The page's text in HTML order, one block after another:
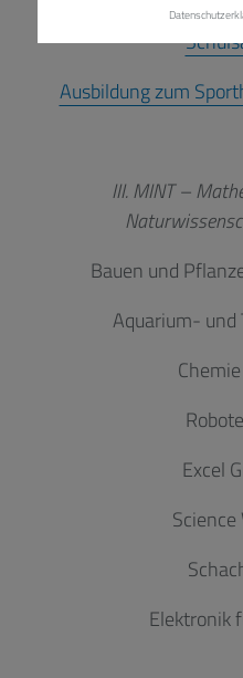
Ausbildung zum
III. MINT –
Bauen und
Aquarium- und
Excel
Elektronik